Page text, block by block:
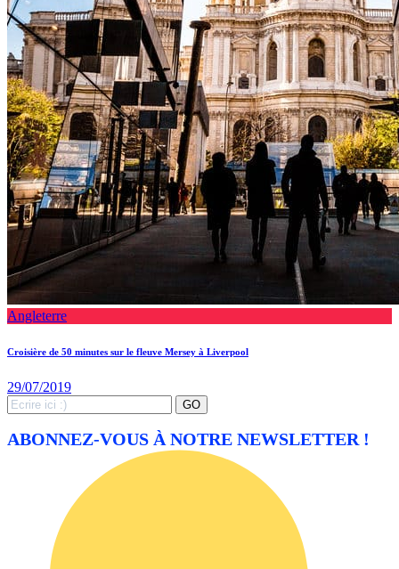
Angleterre
Croisière de 50 minutes sur le fleuve Mersey à Liverpool
29/07/2019
Search
for:
GO
ABONNEZ-VOUS À NOTRE NEWSLETTER !